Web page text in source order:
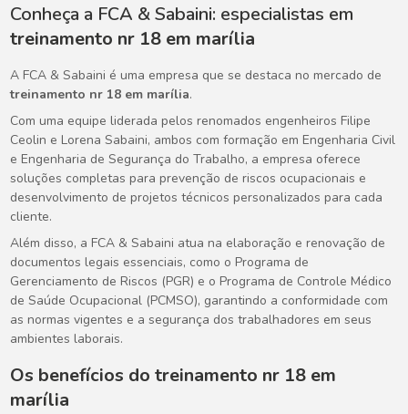
Conheça a FCA & Sabaini: especialistas em
treinamento nr 18 em marília
A FCA & Sabaini é uma empresa que se destaca no mercado de
treinamento nr 18 em marília.
Com uma equipe liderada pelos renomados engenheiros Filipe
Ceolin e Lorena Sabaini, ambos com formação em Engenharia Civil
e Engenharia de Segurança do Trabalho, a empresa oferece
soluções completas para prevenção de riscos ocupacionais e
desenvolvimento de projetos técnicos personalizados para cada
cliente.
Além disso, a FCA & Sabaini atua na elaboração e renovação de
documentos legais essenciais, como o Programa de
Gerenciamento de Riscos (PGR) e o Programa de Controle Médico
de Saúde Ocupacional (PCMSO), garantindo a conformidade com
as normas vigentes e a segurança dos trabalhadores em seus
ambientes laborais.
Os benefícios dotreinamento nr 18 em
marília